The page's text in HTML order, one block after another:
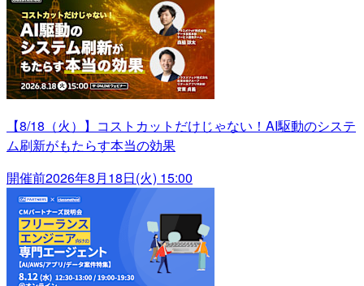
【8/18（火）】コストカットだけじゃない！AI駆動のシステ
ム刷新がもたらす本当の効果
開催前2026年8月18日(火) 15:00